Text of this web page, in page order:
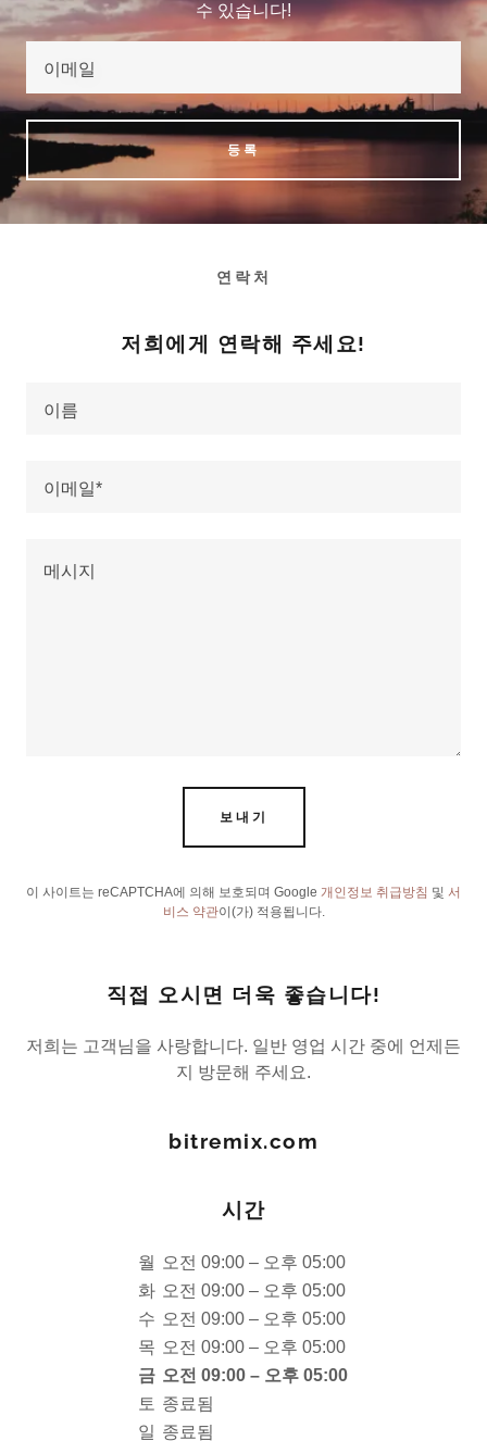
수 있습니다!
이메일
등록
연락처
저희에게 연락해 주세요!
이름
이메일*
보내기
이 사이트는 reCAPTCHA에 의해 보호되며 Google 개인정보 취급방침 및 서
비스 약관이(가) 적용됩니다.
직접 오시면 더욱 좋습니다!
저희는 고객님을 사랑합니다. 일반 영업 시간 중에 언제든
지 방문해 주세요.
bitremix.com
시간
월 오전 09:00 – 오후 05:00
화 오전 09:00 – 오후 05:00
수 오전 09:00 – 오후 05:00
목 오전 09:00 – 오후 05:00
금 오전 09:00 – 오후 05:00
토 종료됨
일 종료됨